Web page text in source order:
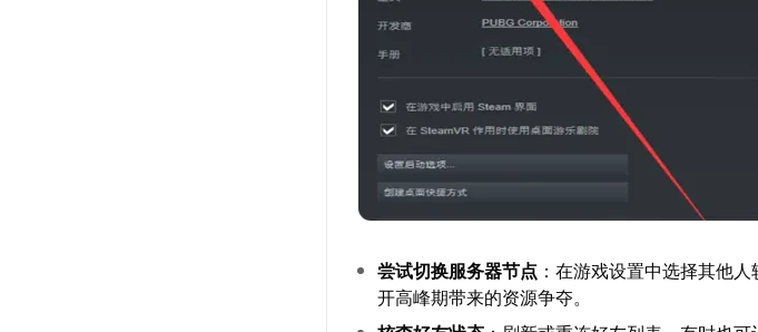
尝试切换服务器节点 ：在游戏设置中选择其他
开高峰期带来的资源争夺。